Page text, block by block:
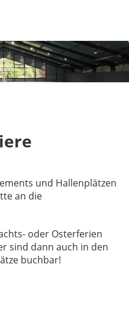
und Hallenplätzen
an die
oder Osterferien
sind dann auch in den
buchbar!